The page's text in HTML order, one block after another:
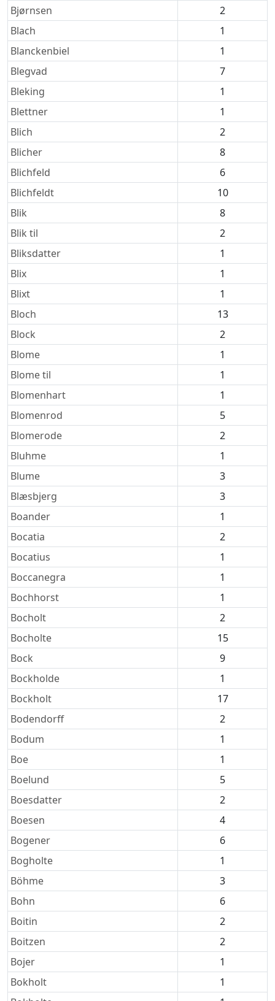
Bjørnsen
2
Blach
1
Blanckenbiel
1
Blegvad
7
Bleking
1
Blettner
1
Blich
2
Blicher
8
Blichfeld
6
Blichfeldt
10
Blik
8
Blik til
2
Bliksdatter
1
Blix
1
Blixt
1
Bloch
13
Block
2
Blome
1
Blome til
1
Blomenhart
1
Blomenrod
5
Blomerode
2
Bluhme
1
Blume
3
Blæsbjerg
3
Boander
1
Bocatia
2
Bocatius
1
Boccanegra
1
Bochhorst
1
Bocholt
2
Bocholte
15
Bock
9
Bockholde
1
Bockholt
17
Bodendorff
2
Bodum
1
Boe
1
Boelund
5
Boesdatter
2
Boesen
4
Bogener
6
Bogholte
1
Böhme
3
Bohn
6
Boitin
2
Boitzen
2
Bojer
1
Bokholt
1